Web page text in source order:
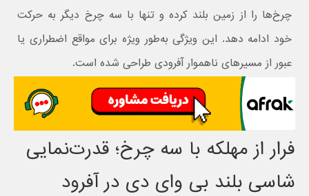
چرخ‌ها را از زمین بلند کرده و تنها با سه چرخ دیگر به حرکت
خود ادامه دهد. این ویژگی به‌طور ویژه برای مواقع اضطراری یا
عبور از مسیرهای ناهموار آفرودی طراحی شده است.
فرار از مهلکه با سه چرخ؛ قدرت‌نمایی
شاسی بلند بی وای دی در آفرود